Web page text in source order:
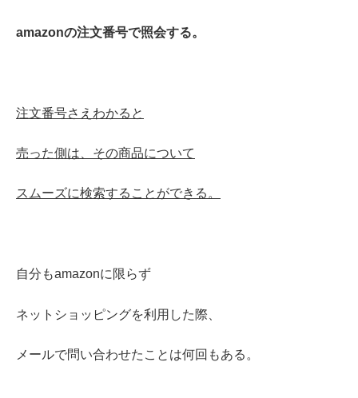
amazonの注文番号で照会する。
注文番号さえわかると
売った側は、 その商品について
スムーズに検索することができる。
自分もamazonに限らず
ネットショッピングを利用した際、
メールで問い合わせたことは何回もある。